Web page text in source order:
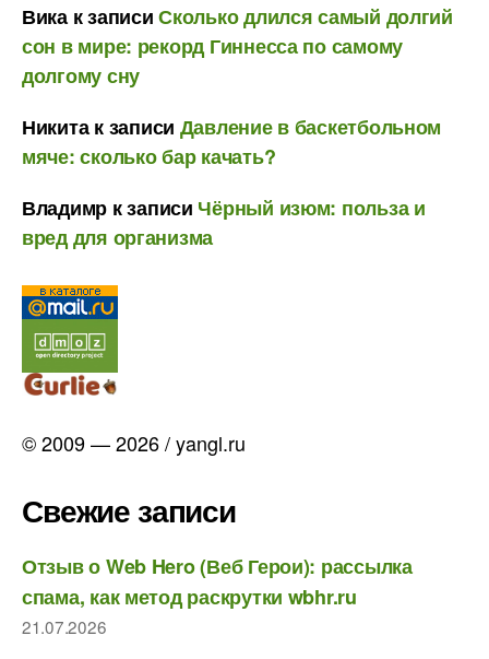
Викак записиСколько длился самый долгий
сон в мире: рекорд Гиннесса по самому
долгому сну
Никитак записи Давление в баскетбольном
мяче: сколько бар качать?
Владимр к записи Чёрный изюм: польза и
вред для организма
© 2009 — 2026 / yangl.ru
Свежие записи
Отзыв о Web Hero (Веб Герои): рассылка
спама, как метод раскрутки wbhr.ru
21.07.2026